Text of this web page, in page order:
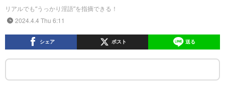
リアルでも“うっかり淫語”を指摘できる！
2024.4.4 Thu 6:11
シェア ポスト 送る